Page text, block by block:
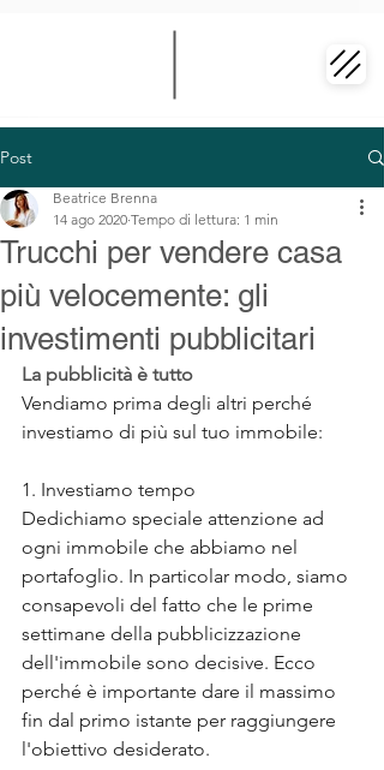
Post
Trucchi per vendere casa
più velocemente: gli
investimenti pubblicitari
Beatrice Brenna
14 ago 2020 Tempo di lettura: 1 min
La pubblicità è tutto
Vendiamo prima degli altri perché
investiamo di più sul tuo immobile:
1. Investiamo tempo
Dedichiamo speciale attenzione ad
ogni immobile che abbiamo nel
portafoglio. In particolar modo, siamo
consapevoli del fatto che le prime
settimane della pubblicizzazione
dell'immobile sono decisive. Ecco
perché è importante dare il massimo
fin dal primo istante per raggiungere
l'obiettivo desiderato.